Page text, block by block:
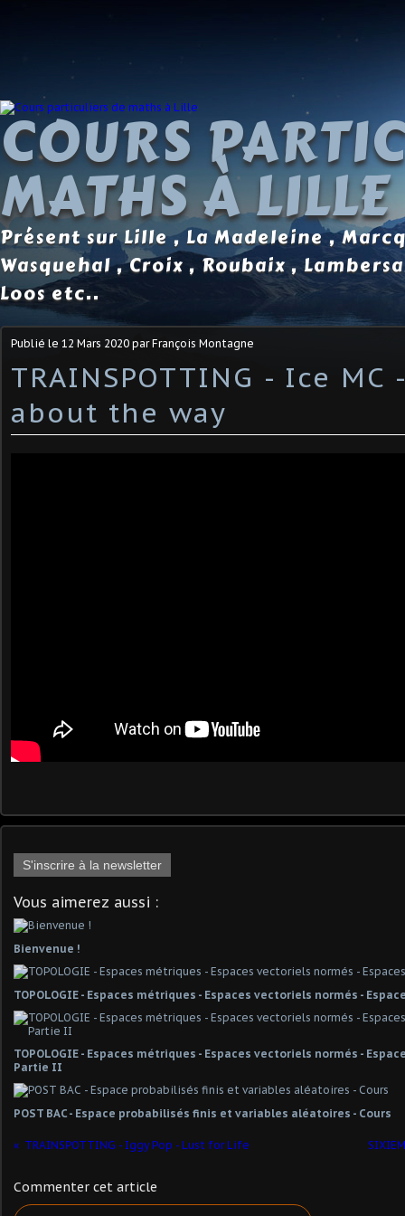
COURS
MATHS À LILLE
Présent sur Lille , La Madeleine ,
Wasquehal , Croix , Roubaix ,
Loos etc..
Publié le 12 Mars 2020 par François Montagne
TRAINSPOTTING - Ice MC
about the way
S'inscrire à la newsletter
Vous aimerez aussi :
Bienvenue !
TOPOLOGIE - Espaces métriques - Espaces vectoriels normés -
TOPOLOGIE - Espaces métriques - Espaces vectoriels normés -
Partie II
POST BAC - Espace probabilisés finis et variables aléatoires - Cours
TRAINSPOTTING - Iggy Pop - Lust for Life
Commenter cet article